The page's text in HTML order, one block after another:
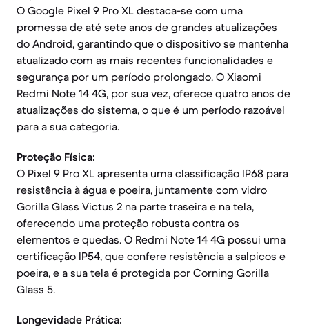
O Google Pixel 9 Pro XL destaca-se com uma
promessa de até sete anos de grandes atualizações
do Android, garantindo que o dispositivo se mantenha
atualizado com as mais recentes funcionalidades e
segurança por um período prolongado. O Xiaomi
Redmi Note 14 4G, por sua vez, oferece quatro anos de
atualizações do sistema, o que é um período razoável
para a sua categoria.
Proteção Física:
O Pixel 9 Pro XL apresenta uma classificação IP68 para
resistência à água e poeira, juntamente com vidro
Gorilla Glass Victus 2 na parte traseira e na tela,
oferecendo uma proteção robusta contra os
elementos e quedas. O Redmi Note 14 4G possui uma
certificação IP54, que confere resistência a salpicos e
poeira, e a sua tela é protegida por Corning Gorilla
Glass 5.
Longevidade Prática: